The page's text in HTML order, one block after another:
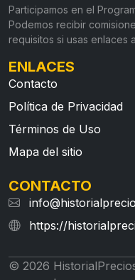
Participamos en el
Podemos recibir
requisitos si usas enlaces
ENLACES
Contacto
Política de Privacidad
Términos de Uso
Mapa del sitio
CONTACTO
https://
© 2026